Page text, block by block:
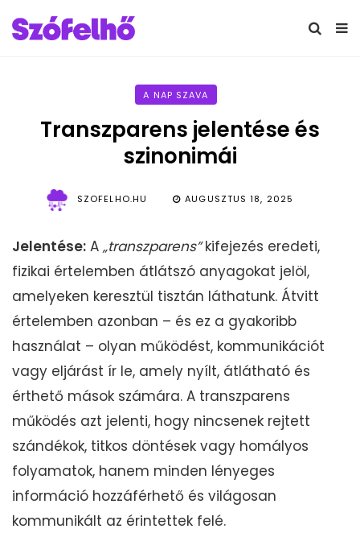
A NAP SZAVA
Transzparens jelentése és
szinonimái
SZOFELHO.HU AUGUSZTUS 18, 2025
Jelentése: A „transzparens”kifejezés eredeti,
fizikai értelemben átlátszó anyagokat jelöl,
amelyeken keresztül tisztán láthatunk. Átvitt
értelemben azonban – és ez a gyakoribb
használat – olyan működést, kommunikációt
vagy eljárást ír le, amely nyílt, átlátható és
érthető mások számára. A transzparens
működés azt jelenti, hogy nincsenek rejtett
szándékok, titkos döntések vagy homályos
folyamatok, hanem minden lényeges
információ hozzáférhető és világosan
kommunikált az érintettek felé.